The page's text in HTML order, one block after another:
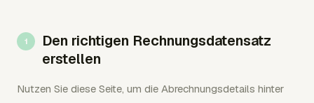
Den richtigen Rechnungsdatensatz
erstellen
Nutzen Sie diese Seite, um die Abrechnungsdetails hinter